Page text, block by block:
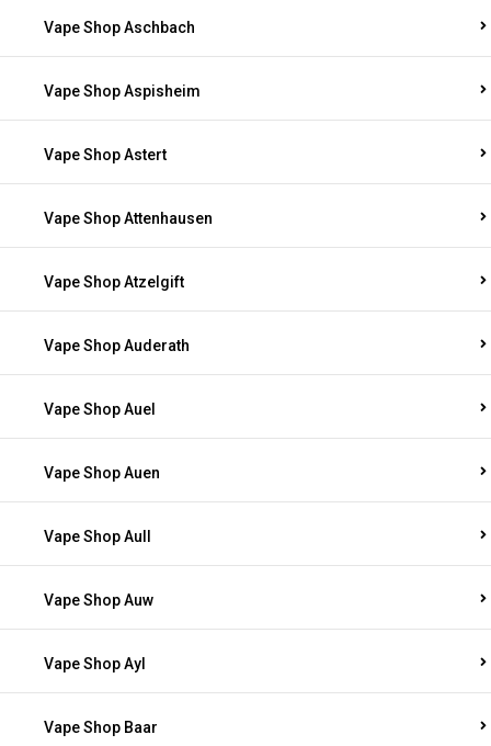
Vape Shop Aschbach
Vape Shop Aspisheim
Vape Shop Astert
Vape Shop Attenhausen
Vape Shop Atzelgift
Vape Shop Auderath
Vape Shop Auel
Vape Shop Auen
Vape Shop Aull
Vape Shop Auw
Vape Shop Ayl
Vape Shop Baar